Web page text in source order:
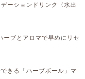
ーションドリンク〈水出
ーブとアロマで早めにリセ
きる「ハーブボール」マ